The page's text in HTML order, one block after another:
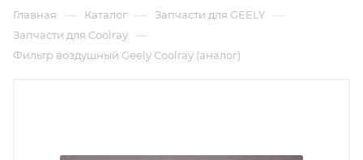
Главная — Каталог — Запчасти для GEELY —
Запчасти для Coolray —
Фильтр воздушный Geely Coolray (аналог)